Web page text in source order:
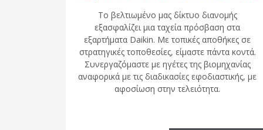
Το βελτιωμένο μας δίκτυο διανομής
εξασφαλίζει μια ταχεία πρόσβαση στα
εξαρτήματα Daikin. Με τοπικές αποθήκες σε
στρατηγικές τοποθεσίες, είμαστε πάντα κοντά.
Συνεργαζόμαστε με ηγέτες της βιομηχανίας
αναφορικά με τις διαδικασίες εφοδιαστικής, με
αφοσίωση στην τελειότητα.